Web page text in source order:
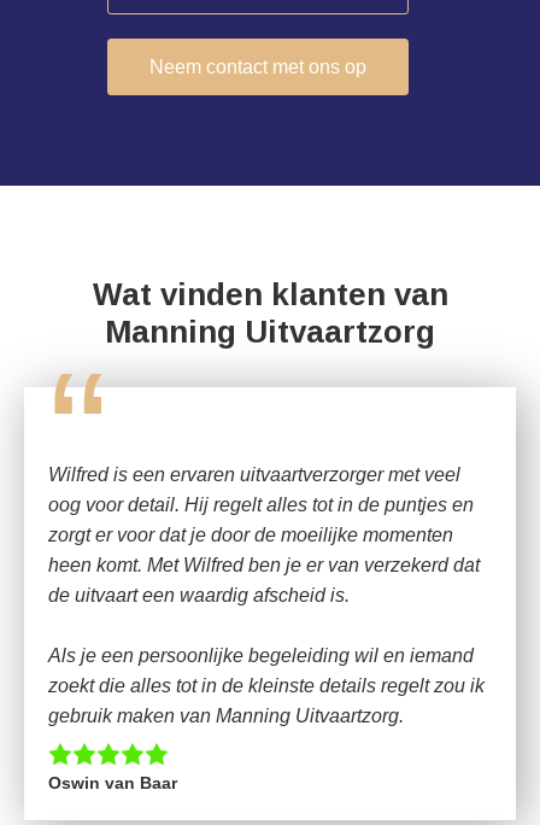
Neem contact met ons op
Wat vinden klanten van
Manning Uitvaartzorg
“
Wilfred is een ervaren uitvaartverzorger met veel
oog voor detail. Hij regelt alles tot in de puntjes en
zorgt er voor dat je door de moeilijke momenten
heen komt. Met Wilfred ben je er van verzekerd dat
de uitvaart een waardig afscheid is.
Als je een persoonlijke begeleiding wil en iemand
zoekt die alles tot in de kleinste details regelt zou ik
gebruik maken van Manning Uitvaartzorg.
Oswin van Baar